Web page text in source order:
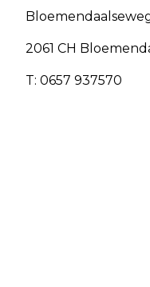
2061 CH
T: 0657 937570